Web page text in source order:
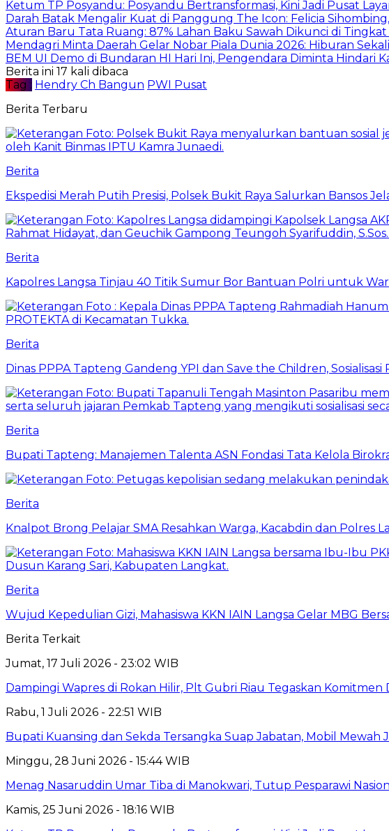
Ketum TP Posyandu: Posyandu Bertransformasi, Kini Jadi Pusat
Darah Batak Mengalir Kuat di Panggung The Icon: Felicia
Aturan Baru Tata Ruang: 87% Lahan Baku Sawah Dikunci di
Mendagri Minta Daerah Gelar Nobar Piala Dunia 2026: Hiburan
BEM UI Demo di Bundaran HI Hari Ini, Pengendara Diminta Hindari
Berita ini 17 kali dibaca
Tag : Hendry Ch Bangun PWI Pusat
Berita Terbaru
Berita
Ekspedisi Merah Putih Presisi, Polsek Bukit Raya Salurkan Bansos
Berita
Kapolres Langsa Tinjau 40 Titik Sumur Bor Bantuan Polri untuk
Berita
Dinas PPPA Tapteng Gandeng YPI dan Save the Children,
Berita
Bupati Tapteng: Manajemen Talenta ASN Fondasi Tata Kelola
Berita
Knalpot Brong Pelajar SMA Resahkan Warga, Kacabdin dan Polres
Berita
Wujud Kepedulian Gizi, Mahasiswa KKN IAIN Langsa Gelar MBG
Berita Terkait
Jumat, 17 Juli 2026 - 23:02 WIB
Dampingi Wapres di Rokan Hilir, Plt Gubri Riau Tegaskan
Rabu, 1 Juli 2026 - 22:51 WIB
Bupati Kuansing dan Sekda Tersangka Suap Jabatan, Mobil Mewah
Minggu, 28 Juni 2026 - 15:44 WIB
Menag Nasaruddin Umar Tiba di Manokwari, Tutup Pesparawi
Kamis, 25 Juni 2026 - 18:16 WIB